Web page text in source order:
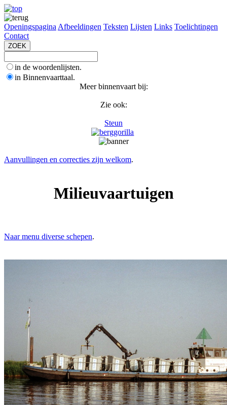
Openingspagina Afbeeldingen Teksten Lijsten Links Toelichtingen
Contact
in de woordenlijsten.
in Binnenvaarttaal.
Meer binnenvaart bij:
Zie ook:
Steun
Aanvullingen en correcties zijn welkom.
Milieuvaartuigen
Naar menu diverse schepen.